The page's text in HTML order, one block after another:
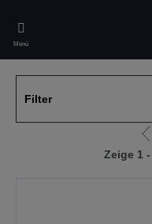
main
content
Menü
Filter
Zeige 1